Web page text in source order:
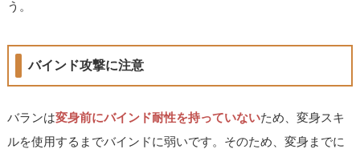
う。
バインド攻撃に注意
バランは変身前にバインド耐性を持っていないため、変身スキ
ルを使用するまでバインドに弱いです。そのため、変身までに